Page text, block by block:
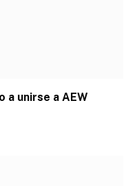
a unirse a AEW